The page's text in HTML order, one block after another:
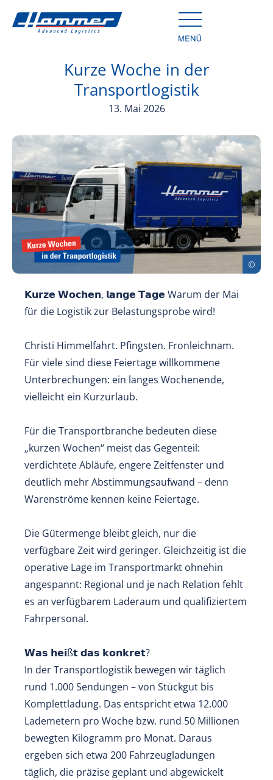
Kurze Woche in der
Transportlogistik
13. Mai 2026
𝗞𝘂𝗿𝘇𝗲 𝗪𝗼𝗰𝗵𝗲𝗻, 𝗹𝗮𝗻𝗴𝗲 𝗧𝗮𝗴𝗲 Warum der Mai
für die Logistik zur Belastungsprobe wird!
Christi Himmelfahrt. Pfingsten. Fronleichnam.
Für viele sind diese Feiertage willkommene
Unterbrechungen: ein langes Wochenende,
vielleicht ein Kurzurlaub.
Für die Transportbranche bedeuten diese
„kurzen Wochen“ meist das Gegenteil:
verdichtete Abläufe, engere Zeitfenster und
deutlich mehr Abstimmungsaufwand – denn
Warenströme kennen keine Feiertage.
Die Gütermenge bleibt gleich, nur die
verfügbare Zeit wird geringer. Gleichzeitig ist die
operative Lage im Transportmarkt ohnehin
angespannt: Regional und je nach Relation fehlt
es an verfügbarem Laderaum und qualifiziertem
Fahrpersonal.
𝗪𝗮𝘀 𝗵𝗲𝗶ß𝘁 𝗱𝗮𝘀 𝗸𝗼𝗻𝗸𝗿𝗲𝘁?
In der Transportlogistik bewegen wir täglich
rund 1.000 Sendungen – von Stückgut bis
Komplettladung. Das entspricht etwa 12.000
Lademetern pro Woche bzw. rund 50 Millionen
bewegten Kilogramm pro Monat. Daraus
ergeben sich etwa 200 Fahrzeugladungen
täglich, die präzise geplant und abgewickelt